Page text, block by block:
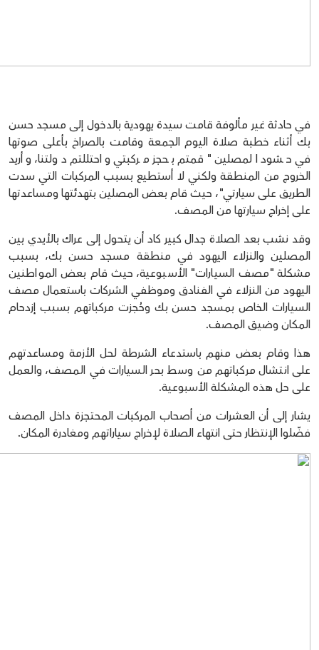
في حادثة غير مألوفة قامت سيدة يهودية بالدخول إلى مسجد حسن
بك أثناء خطبة صلاة اليوم الجمعة وقامت بالصراخ بأعلى صوتها
في حشود المصلين "قمتم بحجز مركبتي واحتللتم دولتنا، وأريد
الخروج من المنطقة ولكني لا أستطيع بسبب المركبات التي سدت
الطريق على سيارتي"، حيث قام بعض المصلين بتهدئتها ومساعدتها
على إخراج سيارتها من المصف.
وقد نشب بعد الصلاة جدال كبير كاد أن يتحول إلى عراك بالأيدي بين
المصلين والنزلاء اليهود في منطقة مسجد حسن بك، بسبب
مشكلة "مصف السيارات" الأسبوعية، حيث قام بعض المواطنين
اليهود من النزلاء في الفنادق وموظفي الشركات باستعمال مصف
السيارات الخاص بمسجد حسن بك وحُجزت مركباتهم بسبب إزدحام
المكان وضيق المصف.
هذا وقام بعض منهم باستدعاء الشرطة لحل الأزمة ومساعدتهم
على انتشال مركباتهم من وسط بحر السيارات في المصف، والعمل
على حل هذه المشكلة الأسبوعية.
يشار إلى أن العشرات من أصحاب المركبات المحتجزة داخل المصف
فضّلوا الإنتظار حتى انتهاء الصلاة لإخراج سياراتهم ومغادرة المكان.